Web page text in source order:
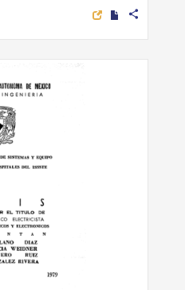
share